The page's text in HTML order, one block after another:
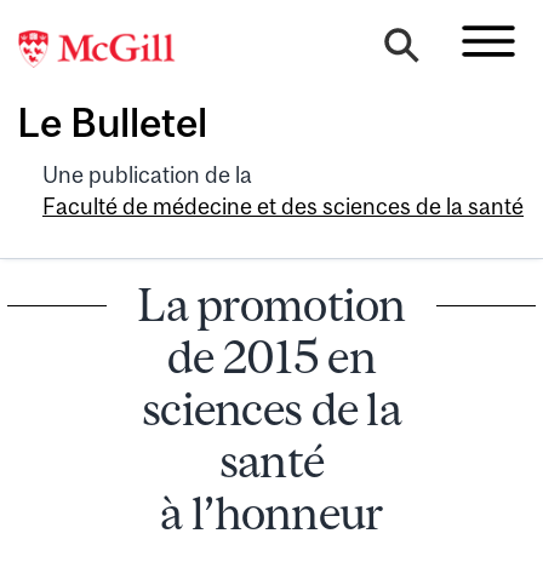
Le Bulletel
Une publication de la
Faculté de médecine et des sciences de la santé
La promotion
de 2015 en
sciences de la
santé
à l’honneur